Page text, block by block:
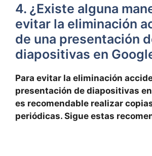
4. ¿Existe alguna⁢
evitar la eliminación
de una⁢ presentación
diapositivas ⁢en
Para evitar la eliminación
presentación de⁢ diapositivas
es⁤ recomendable realizar
periódicas. Sigue estas‌